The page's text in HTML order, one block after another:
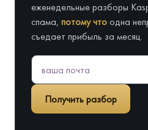
еженедельные разборы
спама, потому чтоодна
съедает прибыль за месяц.
Получить разбор